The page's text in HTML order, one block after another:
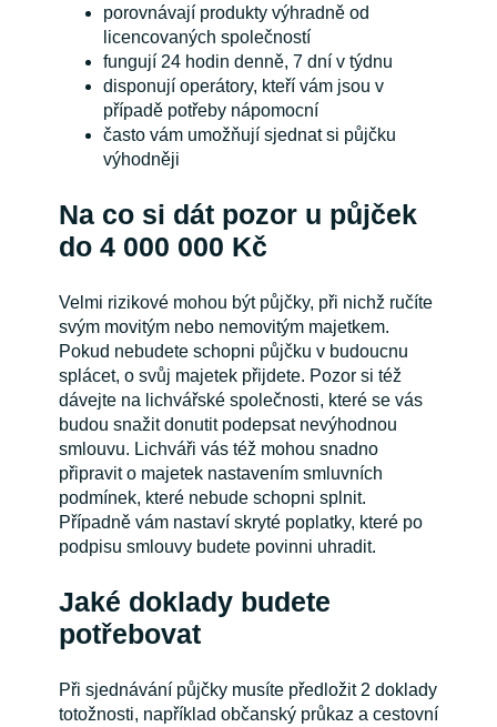
porovnávají produkty výhradně od
licencovaných společností
fungují 24 hodin denně, 7 dní v týdnu
disponují operátory, kteří vám jsou v
případě potřeby nápomocní
často vám umožňují sjednat si půjčku
výhodněji
Na co si dát pozor u půjček
do 4 000 000 Kč
Velmi rizikové mohou být půjčky, při nichž ručíte
svým movitým nebo nemovitým majetkem.
Pokud nebudete schopni půjčku v budoucnu
splácet, o svůj majetek přijdete. Pozor si též
dávejte na lichvářské společnosti, které se vás
budou snažit donutit podepsat nevýhodnou
smlouvu. Lichváři vás též mohou snadno
připravit o majetek nastavením smluvních
podmínek, které nebude schopni splnit.
Případně vám nastaví skryté poplatky, které po
podpisu smlouvy budete povinni uhradit.
Jaké doklady budete
potřebovat
Při sjednávání půjčky musíte předložit 2 doklady
totožnosti, například občanský průkaz a cestovní